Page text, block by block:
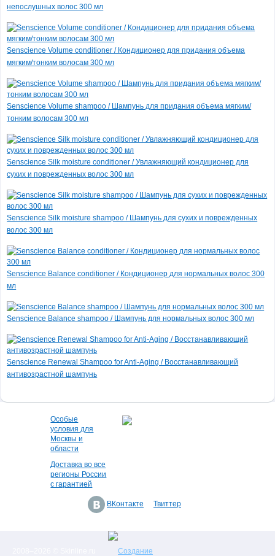
непослушных волос 300 мл
Senscience Volume conditioner / Кондиционер для придания объема
мягким/тонким волосам 300 мл
Senscience Volume shampoo / Шампунь для придания объема мягким/
тонким волосам 300 мл
Senscience Silk moisture conditioner / Увлажняющий кондиционер для
сухих и поврежденных волос 300 мл
Senscience Silk moisture shampoo / Шампунь для сухих и поврежденных
волос 300 мл
Senscience Balance conditioner / Кондиционер для нормальных волос 300
мл
Senscience Balance shampoo / Шампунь для нормальных волос 300 мл
Senscience Renewal Shampoo for Anti-Aging / Восстанавливающий
антивозрастной шампунь
Особые
условия для
Москвы и
области
Доставка во все
регионы России
с гарантией
ВКонтакте Твиттер